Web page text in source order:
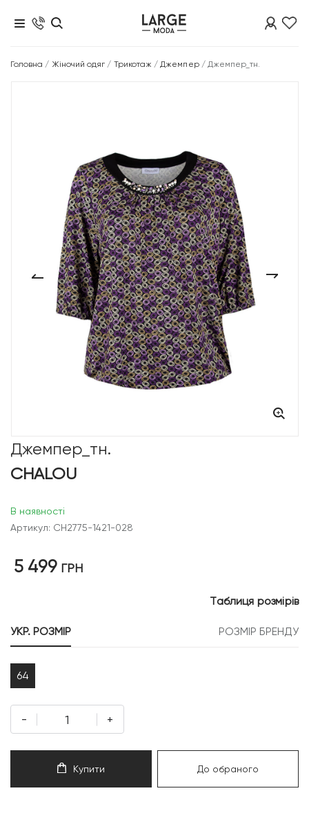
Головна / Жіночий одяг / Трикотаж /Джемпер/ Джемпер_тн.
Джемпер_тн.
CHALOU
В наявності
Артикул: CH2775-1421-028
5 499 ГРН
УКР. РОЗМІР РОЗМІР БРЕНДУ
Таблиця розмірів
64
- +
Купити До обраного